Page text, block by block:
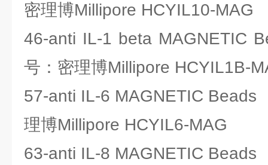
密理博Millipore HCYIL10-MAG
46-anti IL-1 beta MAGNETIC
号：密理博Millipore HCYIL1B-
57-anti IL-6 MAGNETIC Beads
理博Millipore HCYIL6-MAG
63-anti IL-8 MAGNETIC Beads